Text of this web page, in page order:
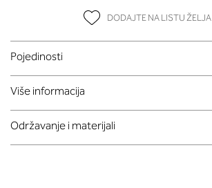
DODAJTE NA LISTU ŽELJA
Pojedinosti
Više informacija
Održavanje i materijali